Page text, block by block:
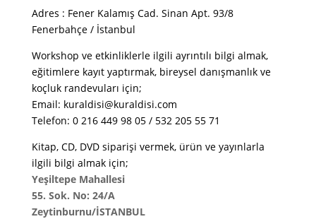
Adres : Fener Kalamış Cad. Sinan Apt. 93/8
Fenerbahçe / İstanbul
Workshop ve etkinliklerle ilgili ayrıntılı bilgi almak,
eğitimlere kayıt yaptırmak, bireysel danışmanlık ve
koçluk randevuları için;
Email: kuraldisi@kuraldisi.com
Telefon: 0 216 449 98 05 / 532 205 55 71
Kitap, CD, DVD siparişi vermek, ürün ve yayınlarla
ilgili bilgi almak için;
Yeşiltepe Mahallesi
55. Sok. No: 24/A
Zeytinburnu/İSTANBUL